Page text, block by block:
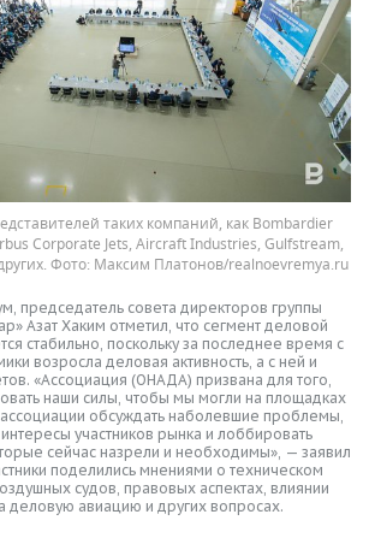
таких компаний, как Bombardier
Corporate Jets, Aircraft Industries, Gulfstream,
Максим Платонов/realnoevremya.ru
председатель совета директоров группы
Азат Хаким отметил, что сегмент деловой
стабильно, поскольку за последнее время с
возросла деловая активность, а с ней и
«Ассоциация (ОНАДА) призвана для того,
наши силы, чтобы мы могли на площадках
обсуждать наболевшие проблемы,
интересы участников рынка и лоббировать
сейчас назрели и необходимы», — заявил
поделились мнениями о техническом
судов, правовых аспектах, влиянии
деловую авиацию и других вопросах.